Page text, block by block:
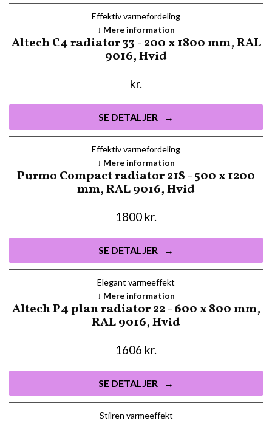
Effektiv varmefordeling
Altech C4 radiator 33 - 200 x 1800 mm, RAL
9016, Hvid
kr.
SE DETALJER
Mere information
Effektiv varmefordeling
Purmo Compact radiator 21S - 500 x 1200
mm, RAL 9016, Hvid
1800 kr.
SE DETALJER
Mere information
Elegant varmeeffekt
Altech P4 plan radiator 22 - 600 x 800 mm,
RAL 9016, Hvid
1606 kr.
SE DETALJER
Mere information
Stilren varmeeffekt